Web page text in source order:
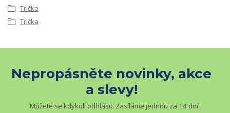
Trička
Trička
Nepropásněte novinky, akce
a slevy!
Můžete se kdykoli odhlásit. Zasíláme jednou za 14 dní.